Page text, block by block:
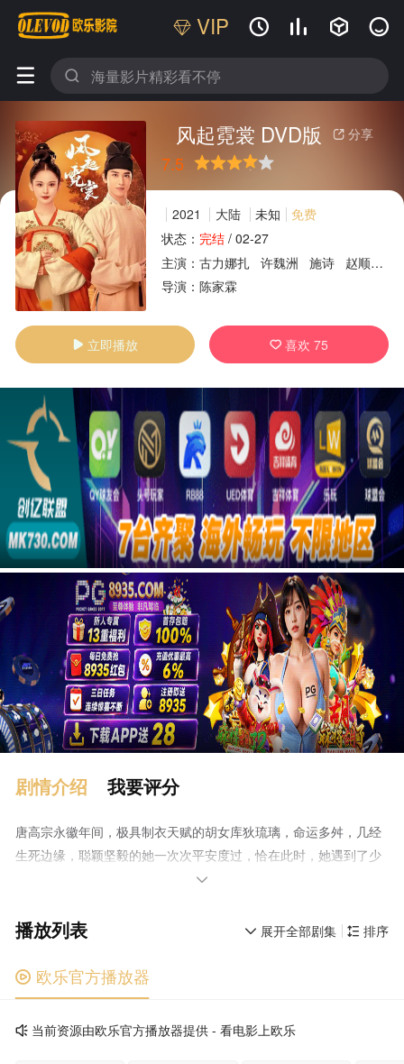
VIP    
 
 分享
风起霓裳 DVD版
7.5
很差较差还行 推荐力荐
2021 大陆 未知
免费
状态： 完结/ 02-27
主演： 古力娜扎 许魏洲 施诗 赵顺然
导演： 陈家霖
 立即播放  喜欢75
广告
剧情介绍 我要评分
唐高宗永徽年间，极具制衣天赋的胡女库狄琉璃，命运多舛，几经
生死边缘，聪颖坚毅的她一次次平安度过，恰在此时，她遇到了少
年登科、能力不凡、也同样恰值多年蹉跎不遇的裴行俭。两人在武
贵的家族争斗、朝野的权力更迭，从曲江池畔的年少懵懂到权力顶
云变幻的一切，无时无刻不在考验着两人的信念与感情。后宫、朝
堂、深宅，处处都是考验与陷阱，他们的路途注定步步惊心，该如
一直坚守着心中那一轮洁白无瑕的大唐明月，用智谋和鲜血，书写

 排序
 展开全部剧集
播放列表
 欧乐官方播放器
当前资源由欧乐官方播放器提供 - 看电影上欧乐